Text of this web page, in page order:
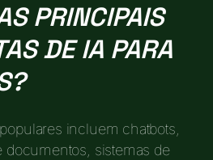
PRINCIPAIS
DE IA PARA
incluem chatbots,
documentos, sistemas de